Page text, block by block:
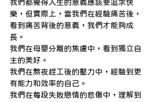
我們都覺得人生的意義應該要追求快
樂，但實際上，當我們在經驗痛苦後，
看到痛苦背後的意義，我們才能夠成
長。
我們在母嬰分離的焦慮中，看到獨立自
主的美好。
我們在熬夜趕工後的壓力中，經驗到更
有能力和效率的自己。
我們在每段失敗戀情的悲傷中，理解到